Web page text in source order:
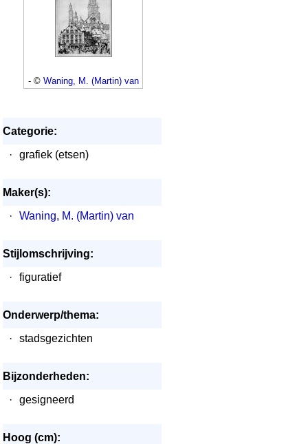
- © Waning, M. (Martin) van
Categorie:
·
grafiek (etsen)
Maker(s):
·
Waning, M. (Martin) van
Stijlomschrijving:
·
figuratief
Onderwerp/thema:
·
stadsgezichten
Bijzonderheden:
·
gesigneerd
Hoog (cm):